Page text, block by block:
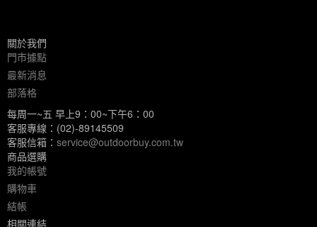
關於我們
門市據點
最新消息
部落格
每周一~五 早上9：00~下午6：00
客服專線：(02)-89145509
客服信箱： service@outdoorbuy.com.tw
商品選購
我的帳號
購物車
結帳
相關連結